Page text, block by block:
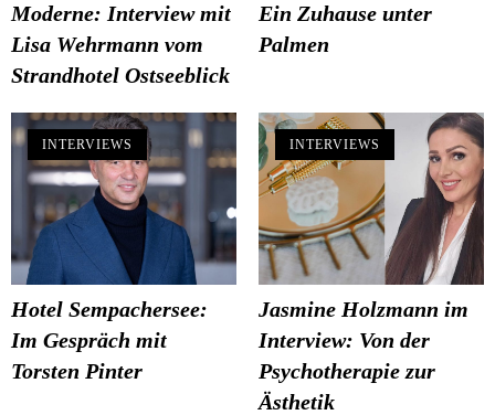
Moderne: Interview mit
Lisa Wehrmann vom
Strandhotel Ostseeblick
Ein Zuhause unter
Palmen
INTERVIEWS
Hotel Sempachersee:
Im Gespräch mit
Torsten Pinter
INTERVIEWS
Jasmine Holzmann im
Interview: Von der
Psychotherapie zur
Ästhetik